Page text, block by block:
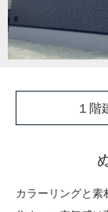
１階
カラーリングと